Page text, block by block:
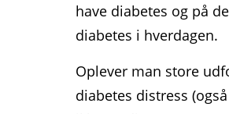
have diabetes og på
diabetes i hverdagen.
Oplever man store
diabetes distress